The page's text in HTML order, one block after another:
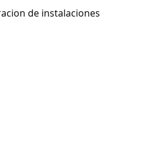
de instalaciones